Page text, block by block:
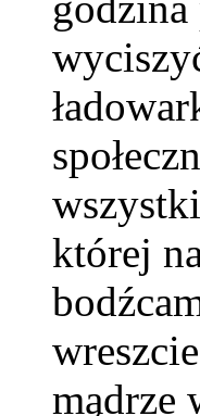
której
mądrze